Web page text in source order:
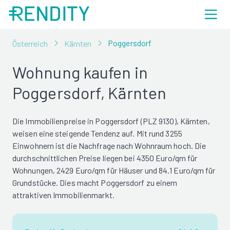
Österreich Kärnten Poggersdorf
Wohnung kaufen in
Poggersdorf, Kärnten
Die Immobilienpreise in Poggersdorf (PLZ 9130), Kärnten,
weisen eine steigende Tendenz auf. Mit rund 3255
Einwohnern ist die Nachfrage nach Wohnraum hoch. Die
durchschnittlichen Preise liegen bei 4350 Euro/qm für
Wohnungen, 2429 Euro/qm für Häuser und 84.1 Euro/qm für
Grundstücke. Dies macht Poggersdorf zu einem
attraktiven Immobilienmarkt.